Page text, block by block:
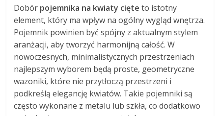
Dobór pojemnika na kwiaty cięte to istotny
element, który ma wpływ na ogólny wygląd wnętrza.
Pojemnik powinien być spójny z aktualnym stylem
aranżacji, aby tworzyć harmonijną całość. W
nowoczesnych, minimalistycznych przestrzeniach
najlepszym wyborem będą proste, geometryczne
wazoniki, które nie przytłoczą przestrzeni i
podkreślą elegancję kwiatów. Takie pojemniki są
często wykonane z metalu lub szkła, co dodatkowo